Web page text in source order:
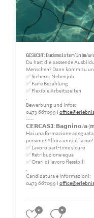
𝗚𝗘𝗦𝗨𝗖𝗛𝗧: 𝗕𝗮𝗱𝗲𝗺𝗲𝗶𝘀𝘁𝗲𝗿/𝗶𝗻 (𝗺/𝘄/
Du hast die passende
Menschen? Dann komm zu
✅ Sicherer Nebenjob
✅ Faire Bezahlung
✅ Flexible Arbeitszeiten
.
Bewerbung und Infos:
0473 667099 I
-----
𝗖𝗘𝗥𝗖𝗔𝗦𝗜: 𝗕𝗮𝗴𝗻𝗶𝗻𝗼/𝗮
Hai una formazione
persone? Allora unisciti a noi!
✅ Lavoro part-time sicuro
✅ Retribuzione equa
✅ Orari di lavoro flessibili
.
Candidatura e informazioni:
0473 667099 I
2 0